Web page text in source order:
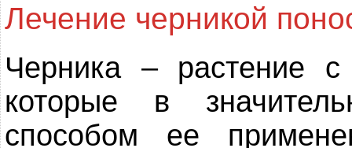
Лечение черникой
Черника – растение с
которые в
способом ее